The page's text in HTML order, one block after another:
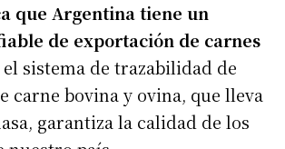
que Argentina tiene un
de exportación de carnes
sistema de trazabilidad de
carne bovina y ovina, que lleva
garantiza la calidad de los